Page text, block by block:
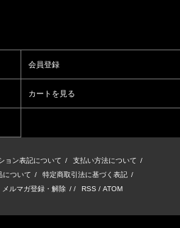
会員登録
カートを見る
ョン表記について / 支払い方法について /
について / 特定商取引法に基づく表記 /
メルマガ登録・解除 / / RSS / ATOM